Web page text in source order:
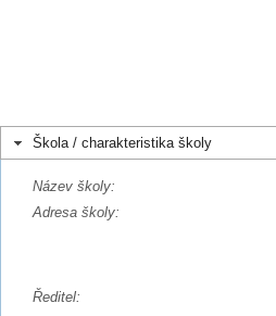
Škola / charakteristika školy
Název školy:
Adresa školy:
Ředitel: